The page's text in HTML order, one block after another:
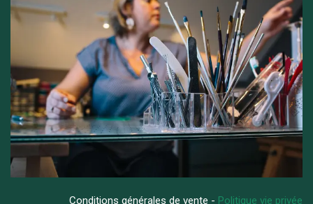
Conditions générales de vente - Politique vie privée